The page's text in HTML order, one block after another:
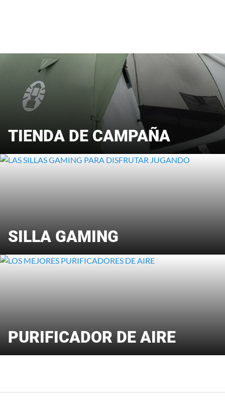
TIENDA DE CAMPAÑA
SILLA GAMING
PURIFICADOR DE AIRE